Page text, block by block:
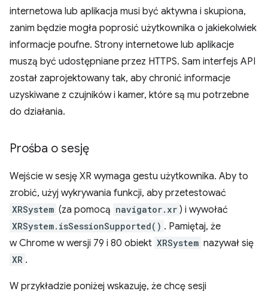
internetowa lub aplikacja musi być aktywna i skupiona,
zanim będzie mogła poprosić użytkownika o jakiekolwiek
informacje poufne. Strony internetowe lub aplikacje
muszą być udostępniane przez HTTPS. Sam interfejs API
został zaprojektowany tak, aby chronić informacje
uzyskiwane z czujników i kamer, które są mu potrzebne
do działania.
Prośba o sesję
Wejście w sesję XR wymaga gestu użytkownika. Aby to
zrobić, użyj wykrywania funkcji, aby przetestować
XRSystem (za pomocą navigator.xr ) i wywołać
XRSystem.isSessionSupported() . Pamiętaj, że
w Chrome w wersji 79 i 80 obiekt XRSystem nazywał się
XR .
W przykładzie poniżej wskazuję, że chcę sesji